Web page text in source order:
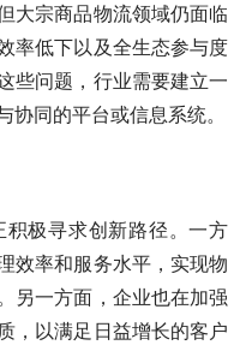
大宗商品物流领域仍面临
率低下以及全生态参与度
些问题，行业需要建立一
同的平台或信息系统。
极寻求创新路径。一方
效率和服务水平，实现物
另一方面，企业也在加强
，以满足日益增长的客户